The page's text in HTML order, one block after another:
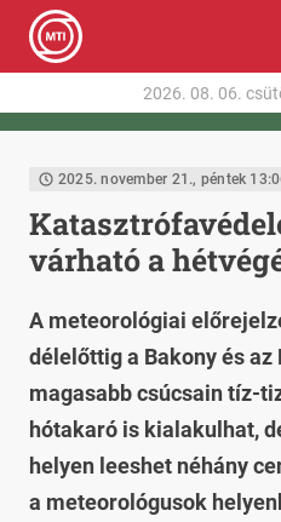
2026. 08. 06.
2025. november 21., péntek
várható a
A meteorológiai
délelőttig a Bakony és
magasabb csúcsain tíz-
hótakaró is kialakulhat,
helyen leeshet néhány
a meteorológusok